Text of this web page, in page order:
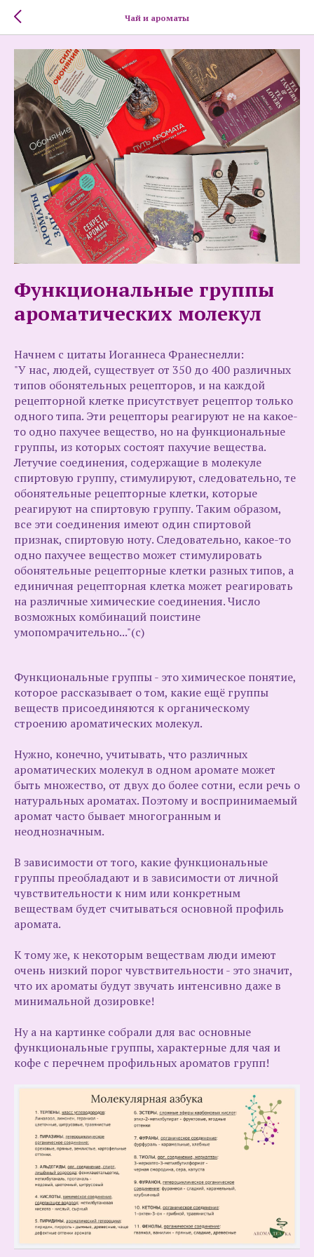
Чай и ароматы
Функциональные группы
ароматических молекул
Начнем с цитаты Иоганнеса Франеснелли:
"У нас, людей, существует от 350 до 400 различных
типов обонятельных рецепторов, и на каждой
рецепторной клетке присутствует рецептор только
одного типа. Эти рецепторы реагируют не на какое-
то одно пахучее вещество, но на функциональные
группы, из которых состоят пахучие вещества.
Летучие соединения, содержащие в молекуле
спиртовую группу, стимулируют, следовательно, те
обонятельные рецепторные клетки, которые
реагируют на спиртовую группу. Таким образом,
все эти соединения имеют один спиртовой
признак, спиртовую ноту. Следовательно, какое-то
одно пахучее вещество может стимулировать
обонятельные рецепторные клетки разных типов, а
единичная рецепторная клетка может реагировать
на различные химические соединения. Число
возможных комбинаций поистине
умопомрачительно..."(с)
Функциональные группы - это химическое понятие,
которое рассказывает о том, какие ещё группы
веществ присоединяются к органическому
строению ароматических молекул.
Нужно, конечно, учитывать, что различных
ароматических молекул в одном аромате может
быть множество, от двух до более сотни, если речь о
натуральных ароматах. Поэтому и воспринимаемый
аромат часто бывает многогранным и
неоднозначным.
В зависимости от того, какие функциональные
группы преобладают и в зависимости от личной
чувствительности к ним или конкретным
веществам будет считываться основной профиль
аромата.
К тому же, к некоторым веществам люди имеют
очень низкий порог чувствительности - это значит,
что их ароматы будут звучать интенсивно даже в
минимальной дозировке!
Ну а на картинке собрали для вас основные
функциональные группы, характерные для чая и
кофе с перечнем профильных ароматов групп!